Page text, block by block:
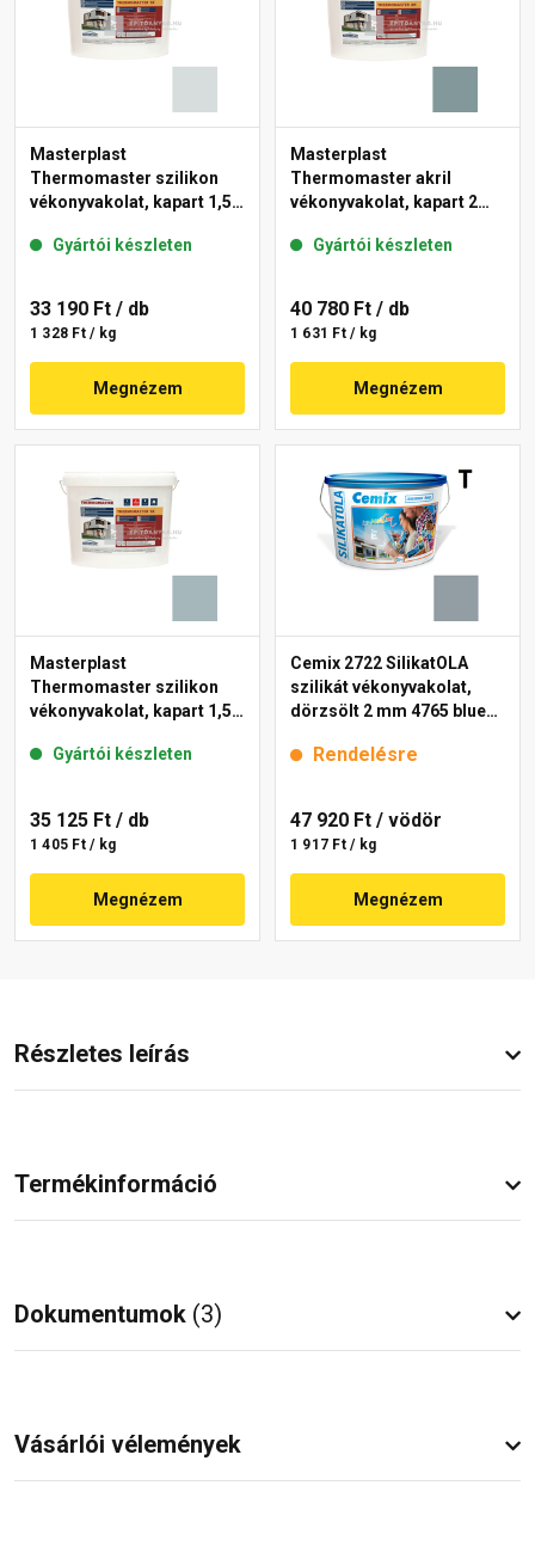
Masterplast
Thermomaster szilikon
vékonyvakolat, kapart 1,5
Gyártói készleten
33 190 Ft / db
1 328 Ft / kg
Megnézem
Masterplast
Thermomaster akril
vékonyvakolat, kapart 2
Gyártói készleten
40 780 Ft / db
1 631 Ft / kg
Megnézem
Masterplast
Thermomaster szilikon
vékonyvakolat, kapart 1,5
Gyártói készleten
35 125 Ft / db
1 405 Ft / kg
Megnézem
Cemix 2722 SilikatOLA
szilikát vékonyvakolat,
dörzsölt 2 mm 4765 blue
Rendelésre
47 920 Ft / vödör
1 917 Ft / kg
Megnézem
Részletes leírás
Termékinformáció
Dokumentumok (3)
Vásárlói vélemények